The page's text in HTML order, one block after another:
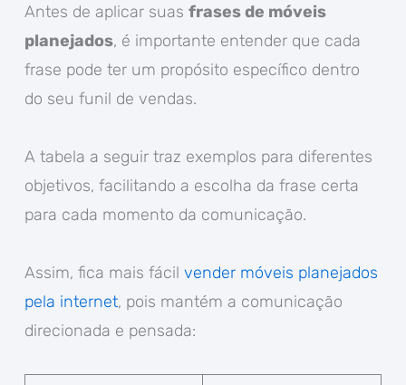
Antes de aplicar suas frases de móveis
planejados, é importante entender que cada
frase pode ter um propósito específico dentro
do seu funil de vendas.
A tabela a seguir traz exemplos para diferentes
objetivos, facilitando a escolha da frase certa
para cada momento da comunicação.
Assim, fica mais fácil vender móveis planejados
pela internet, pois mantém a comunicação
direcionada e pensada: